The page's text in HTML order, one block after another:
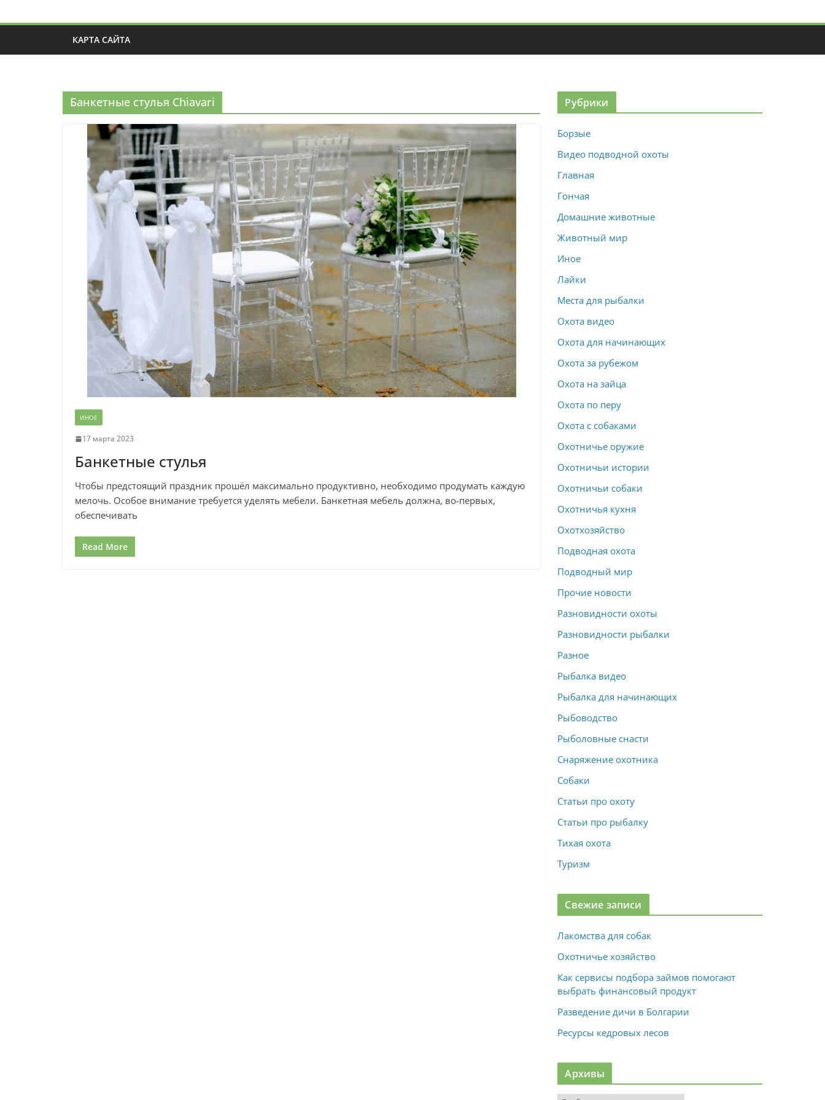
КАРТА САЙТА
Банкетные стулья Chiavari
ИНОЕ
17 марта 2023
Банкетные стулья
Чтобы предстоящий праздник прошёл максимально продуктивно, необходимо продумать каждую
мелочь. Особое внимание требуется уделять мебели. Банкетная мебель должна, во-первых,
обеспечивать
Read More
Рубрики
Борзые
Видео подводной охоты
Главная
Гончая
Домашние животные
Животный мир
Иное
Лайки
Места для рыбалки
Охота видео
Охота для начинающих
Охота за рубежом
Охота на зайца
Охота по перу
Охота с собаками
Охотничье оружие
Охотничьи истории
Охотничьи собаки
Охотничья кухня
Охотхозяйство
Подводная охота
Подводный мир
Прочие новости
Разновидности охоты
Разновидности рыбалки
Разное
Рыбалка видео
Рыбалка для начинающих
Рыбоводство
Рыболовные снасти
Снаряжение охотника
Собаки
Статьи про охоту
Статьи про рыбалку
Тихая охота
Туризм
Свежие записи
Лакомства для собак
Охотничье хозяйство
Как сервисы подбора займов помогают
выбрать финансовый продукт
Разведение дичи в Болгарии
Ресурсы кедровых лесов
Архивы